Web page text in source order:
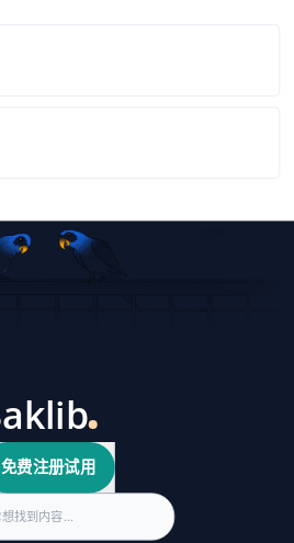
免费注册试用